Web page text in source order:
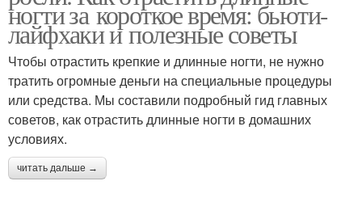
ногти за короткое время: бьюти-
лайфхаки и полезные советы
Чтобы отрастить крепкие и длинные ногти, не нужно
тратить огромные деньги на специальные процедуры
или средства. Мы составили подробный гид главных
советов, как отрастить длинные ногти в домашних
условиях.
читать дальше →